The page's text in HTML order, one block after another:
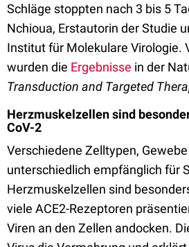
Schläge stoppten nach 3 bis 5
Nchioua, Erstautorin der Studie
Institut für Molekulare Virologie.
wurden die Ergebnisse in der
Transduction and Targeted
Herzmuskelzellen sind
CoV-2
Verschiedene Zelltypen,
unterschiedlich empfänglich für
Herzmuskelzellen sind
viele ACE2-Rezeptoren
Viren an den Zellen andocken.